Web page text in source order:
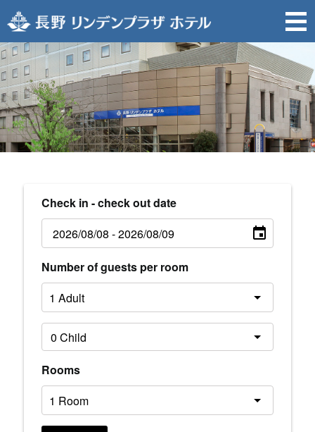
Check in - check out date
Number of guests per room
Rooms